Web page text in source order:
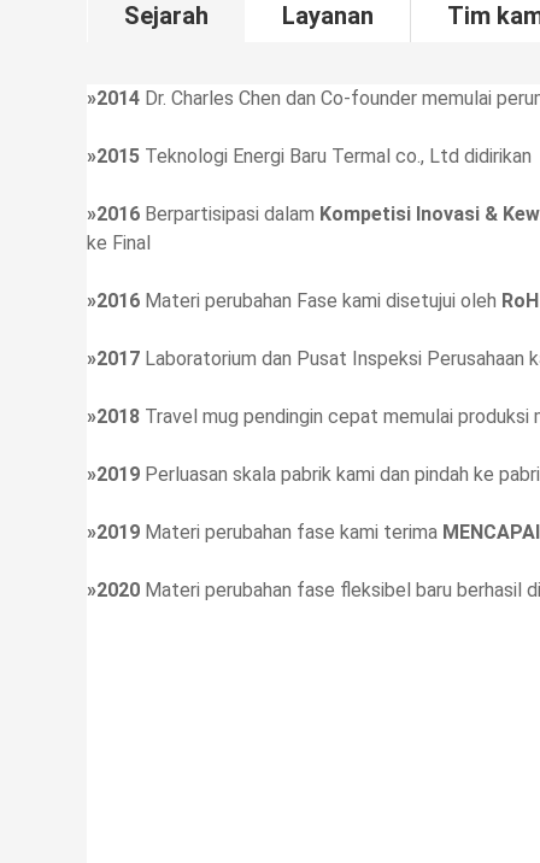
Sejarah Layanan Tim
»2014 Dr. Charles Chen dan Co-founder memulai
»2015 Teknologi Energi Baru Termal co., Ltd didirikan
»2016 Berpartisipasi dalam Kompetisi Inovasi &
ke Final
»2016 Materi perubahan Fase kami disetujui oleh
»2017 Laboratorium dan Pusat Inspeksi Perusahaan
»2018 Travel mug pendingin cepat memulai produksi
»2019 Perluasan skala pabrik kami dan pindah ke
»2019 Materi perubahan fase kami terima
»2020 Materi perubahan fase fleksibel baru berhasil